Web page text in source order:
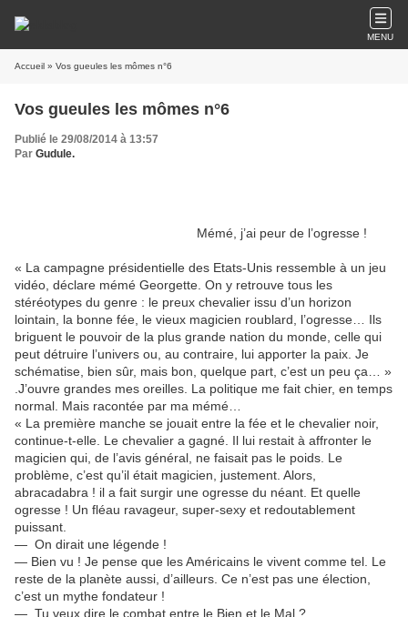
MENU
Accueil » Vos gueules les mômes n°6
Vos gueules les mômes n°6
Publié le 29/08/2014 à 13:57
Par Gudule.
Mémé, j’ai peur de l’ogresse !
« La campagne présidentielle des Etats-Unis ressemble à un jeu
vidéo, déclare mémé Georgette. On y retrouve tous les
stéréotypes du genre : le preux chevalier issu d’un horizon
lointain, la bonne fée, le vieux magicien roublard, l’ogresse… Ils
briguent le pouvoir de la plus grande nation du monde, celle qui
peut détruire l’univers ou, au contraire, lui apporter la paix. Je
schématise, bien sûr, mais bon, quelque part, c’est un peu ça… »
.J’ouvre grandes mes oreilles. La politique me fait chier, en temps
normal. Mais racontée par ma mémé…
« La première manche se jouait entre la fée et le chevalier noir,
continue-t-elle. Le chevalier a gagné. Il lui restait à affronter le
magicien qui, de l’avis général, ne faisait pas le poids. Le
problème, c’est qu’il était magicien, justement. Alors,
abracadabra ! il a fait surgir une ogresse du néant. Et quelle
ogresse ! Un fléau ravageur, super-sexy et redoutablement
puissant.
— On dirait une légende !
— Bien vu ! Je pense que les Américains le vivent comme tel. Le
reste de la planète aussi, d’ailleurs. Ce n’est pas une élection,
c’est un mythe fondateur !
— Tu veux dire le combat entre le Bien et le Mal ?